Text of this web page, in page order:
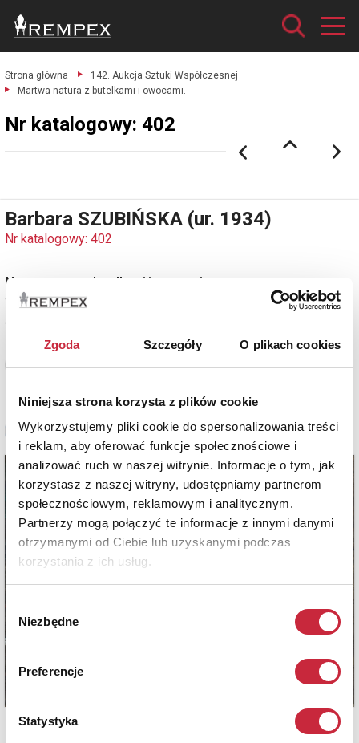
Zgoda Szczegóły O plikach cookies
Niniejsza strona korzysta z plików cookie
Wykorzystujemy pliki cookie do spersonalizowania treści
i reklam, aby oferować funkcje społecznościowe i
analizować ruch w naszej witrynie. Informacje o tym, jak
korzystasz z naszej witryny, udostępniamy partnerom
społecznościowym, reklamowym i analitycznym.
Partnerzy mogą połączyć te informacje z innymi danymi
otrzymanymi od Ciebie lub uzyskanymi podczas
korzystania z ich usług.
Wybór
zgody
Niezbędne
Preferencje
Statystyka
Strona główna
142. Aukcja Sztuki Współczesnej
Martwa natura z butelkami i owocami.
Nr katalogowy: 402
Barbara SZUBIŃSKA (ur. 1934)
Nr katalogowy: 402
Martwa natura z butelkami i owocami
olej, płótno; 78 x 99 cm;
sygn. na odwrocie na płótnie: B. SZUBIŃSKA.
estymacja: 3 500 - 4 000 zł
Zobacz pełne informacje